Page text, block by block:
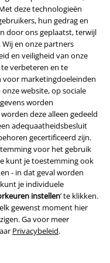
deze technologieën
hun gedrag en
door ons geplaatst, terwijl
en onze partners
en veiligheid van onze
verbeteren en te
voor marketingdoeleinden
website, op sociale
worden
deze alleen gedeeld
adequaatheidsbesluit
gecertificeerd zijn.
voor het gebruik
kunt je toestemming ook
- in dat geval worden
je individuele
instellen’ te klikken.
gewenst moment hier
Ga voor meer
Privacybeleid.
in zwart zijn heel
past vrijwel altijd. Dit is
mannen vaak de voorkeur
laarzen en jeans, maken
stijlbreuken te creëren
in rockabilly stijl.
deze "alleskunners"
ontmoeten.
laarzen met en zonder
kwaliteit en
waard regelmatig in onze
we je de prachtige
de kleur zwart kan zijn.